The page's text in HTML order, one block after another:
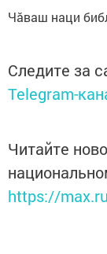
Чăваш наци
Следите за
Telegram-
Читайте
https://